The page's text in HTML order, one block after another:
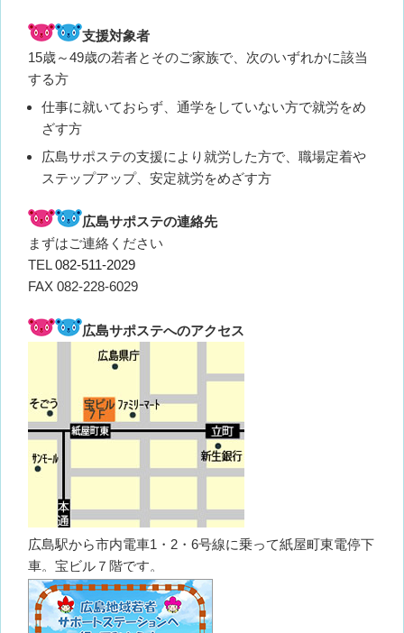
支援対象者
15歳～49歳の若者とそのご家族で、次のいずれかに該当
する方
仕事に就いておらず、通学をしていない方で就労をめ
ざす方
広島サポステの支援により就労した方で、職場定着や
ステップアップ、安定就労をめざす方
広島サポステの連絡先
まずはご連絡ください
TEL082-511-2029
FAX 082-228-6029
広島サポステへのアクセス
広島駅から市内電車1・2・6号線に乗って紙屋町東電停下
車。宝ビル７階です。